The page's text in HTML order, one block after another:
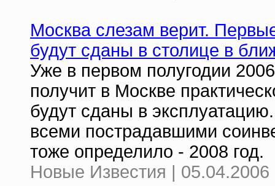
Москва слезам верит.
будут сданы в столице в
Уже в первом полугодии
получит в Москве
будут сданы в
всеми пострадавшими
тоже определило - 2008 год.
Новые Известия | 05.04.2006